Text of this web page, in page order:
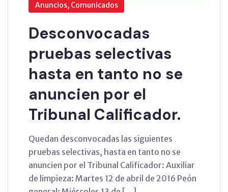
Anuncios, Comunicados
Desconvocadas
pruebas selectivas
hasta en tanto no se
anuncien por el
Tribunal Calificador.
Quedan desconvocadas las siguientes
pruebas selectivas, hasta en tanto no se
anuncien por el Tribunal Calificador: Auxiliar
de limpieza: Martes 12 de abril de 2016 Peón